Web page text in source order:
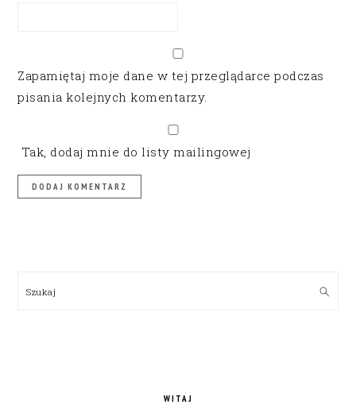
Zapamiętaj moje dane w tej przeglądarce podczas
pisania kolejnych komentarzy.
Tak, dodaj mnie do listy mailingowej
Szukaj
WITAJ